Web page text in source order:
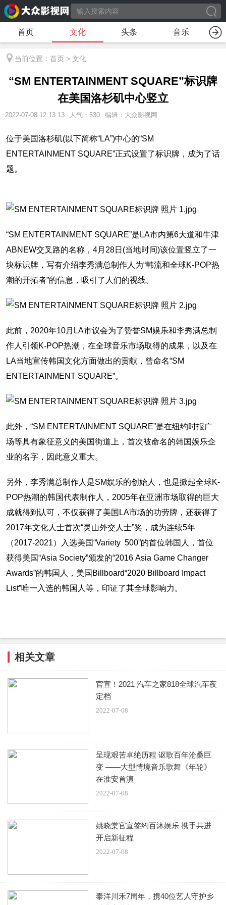
首页 文化 头条 音乐
当前位置： 首页 > 文化
“SM ENTERTAINMENT SQUARE”标识牌
在美国洛杉矶中心竖立
2022-07-08 12:13:13 人气： 530 编辑：大众影视网
位于美国洛杉矶(以下简称“LA”)中心的“SM
ENTERTAINMENT SQUARE”正式设置了标识牌，成为了话
题。
“SM ENTERTAINMENT SQUARE”是LA市内第6大道和牛津
ABNEW交叉路的名称，4月28日(当地时间)该位置竖立了一
块标识牌，写有介绍李秀满总制作人为“韩流和全球K-POP热
潮的开拓者”的信息，吸引了人们的视线。
此前，2020年10月LA市议会为了赞誉SM娱乐和李秀满总制
作人引领K-POP热潮，在全球音乐市场取得的成果，以及在
LA当地宣传韩国文化方面做出的贡献，曾命名“SM
ENTERTAINMENT SQUARE”。
此外，“SM ENTERTAINMENT SQUARE”是在纽约时报广
场等具有象征意义的美国街道上，首次被命名的韩国娱乐企
业的名字，因此意义重大。
另外，李秀满总制作人是SM娱乐的创始人，也是掀起全球K-
POP热潮的韩国代表制作人，2005年在亚洲市场取得的巨大
成就得到认可，不仅获得了美国LA市场的功劳牌，还获得了
2017年文化人士首次“灵山外交人士”奖，成为连续5年
（2017-2021）入选美国“Variety 500”的首位韩国人，首位
获得美国“Asia Society”颁发的“2016 Asia Game Changer
Awards”的韩国人，美国Billboard“2020 Billboard Impact
List”唯一入选的韩国人等，印证了其全球影响力。
相关文章
官宣！2021 汽车之家818全球汽车夜
定档
2022-07-08
呈现艰苦卓绝历程 讴歌百年沧桑巨
变 ——大型情境音乐歌舞《年轮》
在淮安首演
2022-07-08
姚晓棠官宣签约百沐娱乐 携手共进
开启新征程
2022-07-08
泰洋川禾7周年，携40位艺人守护乡